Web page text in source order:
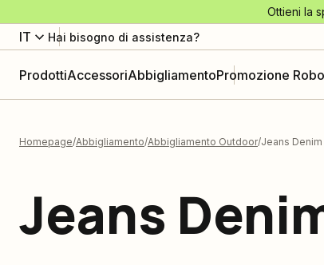
Ottieni la
IT Hai bisogno di assistenza?
ProdottiAccessoriAbbigliamentoPromozione
Homepage Abbigliamento Abbigliamento Outdoor Jeans Denim
Jeans